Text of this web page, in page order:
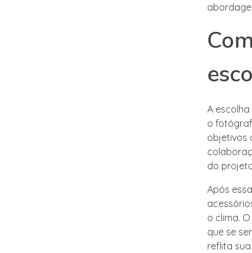
A
o
objetivos
do
Após
o clima.
que se
reflita